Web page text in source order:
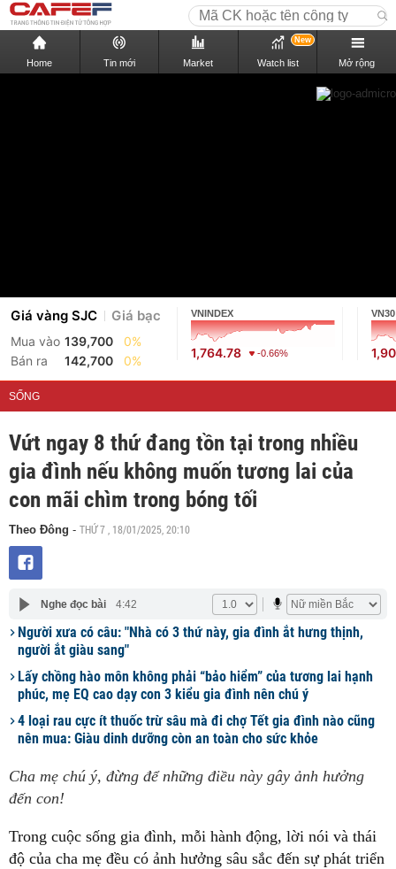
Home Tin mới Market Watch list
New
Mở rộng
Giá vàng SJC Giá bạc
Mua vào 139,700
0%
Bán ra
142,700 0%
VNINDEX
1,764.78 -0.66%
VN30
SỐNG
Vứt ngay 8 thứ đang tồn tại trong nhiều
gia đình nếu không muốn tương lai của
con mãi chìm trong bóng tối
Theo Đông - THỨ 7 , 18/01/2025, 20:10
Nghe đọc bài 4:42
Người xưa có câu: "Nhà có 3 thứ này, gia đình ắt hưng thịnh,
người ắt giàu sang"
Lấy chồng hào môn không phải “bảo hiểm” của tương lai hạnh
phúc, mẹ EQ cao dạy con 3 kiểu gia đình nên chú ý
4 loại rau cực ít thuốc trừ sâu mà đi chợ Tết gia đình nào cũng
nên mua: Giàu dinh dưỡng còn an toàn cho sức khỏe
Cha mẹ chú ý, đừng để những điều này gây ảnh hưởng
đến con!
Trong cuộc sống gia đình, mỗi hành động, lời nói và thái
độ của cha mẹ đều có ảnh hưởng sâu sắc đến sự phát triển